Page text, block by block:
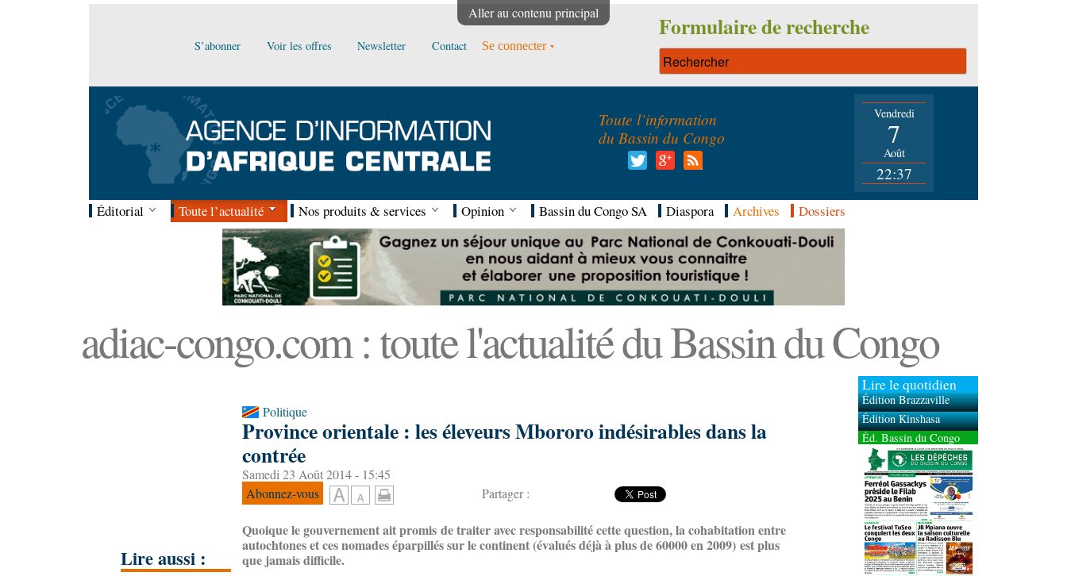
Aller au contenu principal
S’abonner Voir les offres Newsletter Contact Se connecter
Formulaire de recherche
Toute l’information
du Bassin du Congo
Vendredi
7
Août
22:37
Éditorial Toute l’actualité Nos produits & services Opinion Bassin du Congo SA Diaspora Archives Dossiers
adiac-congo.com : toute l'actualité du Bassin du Congo
Lire aussi :
Politique
Province orientale : les éleveurs Mbororo indésirables dans la
contrée
Samedi 23 Août 2014 - 15:45
Abonnez-vous
Partager :
Quoique le gouvernement ait promis de traiter avec responsabilité cette question, la cohabitation entre
autochtones et ces nomades éparpillés sur le continent (évalués déjà à plus de 60000 en 2009) est plus
que jamais difficile.
Lire le quotidien
Édition Brazzaville
Édition Kinshasa
Éd. Bassin du Congo